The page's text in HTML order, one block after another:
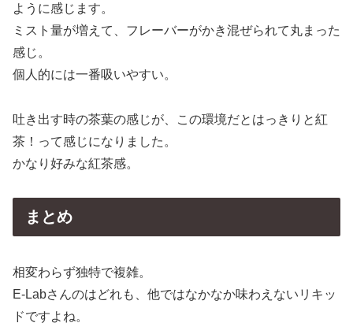
ように感じます。
ミスト量が増えて、フレーバーがかき混ぜられて丸まった
感じ。
個人的には一番吸いやすい。
吐き出す時の茶葉の感じが、この環境だとはっきりと紅
茶！って感じになりました。
かなり好みな紅茶感。
まとめ
相変わらず独特で複雑。
E-Labさんのはどれも、他ではなかなか味わえないリキッ
ドですよね。